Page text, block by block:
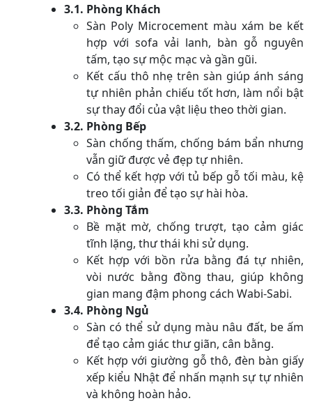
3.1. Phòng Khách
Sàn Poly Microcement màu xám be kết
hợp với sofa vải lanh, bàn gỗ nguyên
tấm, tạo sự mộc mạc và gần gũi.
Kết cấu thô nhẹ trên sàn giúp ánh sáng
tự nhiên phản chiếu tốt hơn, làm nổi bật
sự thay đổi của vật liệu theo thời gian.
3.2. Phòng Bếp
Sàn chống thấm, chống bám bẩn nhưng
vẫn giữ được vẻ đẹp tự nhiên.
Có thể kết hợp với tủ bếp gỗ tối màu, kệ
treo tối giản để tạo sự hài hòa.
3.3. Phòng Tắm
Bề mặt mờ, chống trượt, tạo cảm giác
tĩnh lặng, thư thái khi sử dụng.
Kết hợp với bồn rửa bằng đá tự nhiên,
vòi nước bằng đồng thau, giúp không
gian mang đậm phong cách Wabi-Sabi.
3.4. Phòng Ngủ
Sàn có thể sử dụng màu nâu đất, be ấm
để tạo cảm giác thư giãn, cân bằng.
Kết hợp với giường gỗ thô, đèn bàn giấy
xếp kiểu Nhật để nhấn mạnh sự tự nhiên
và không hoàn hảo.